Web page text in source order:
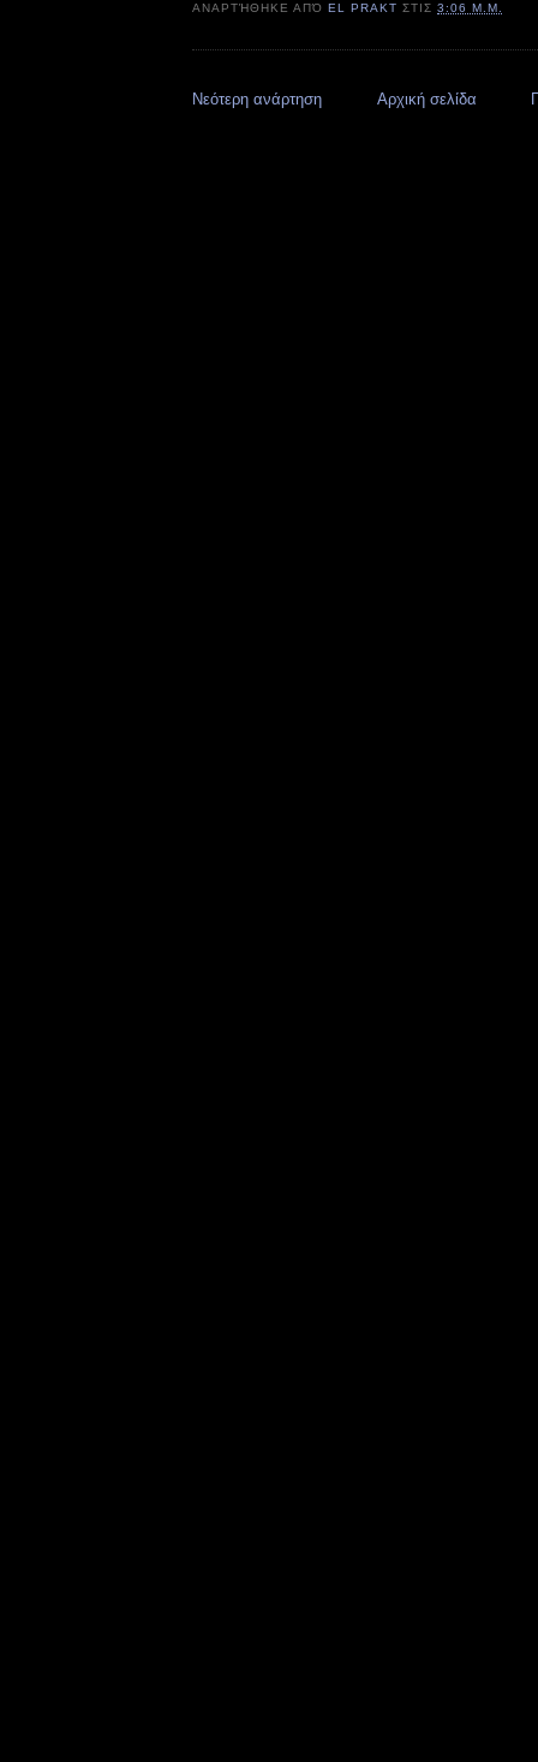
ΑΝΑΡΤΉΘΗΚΕ ΑΠΌEL PRAKT ΣΤΙΣ3:06 Μ.Μ.
Νεότερη ανάρτηση Αρχική σελίδα